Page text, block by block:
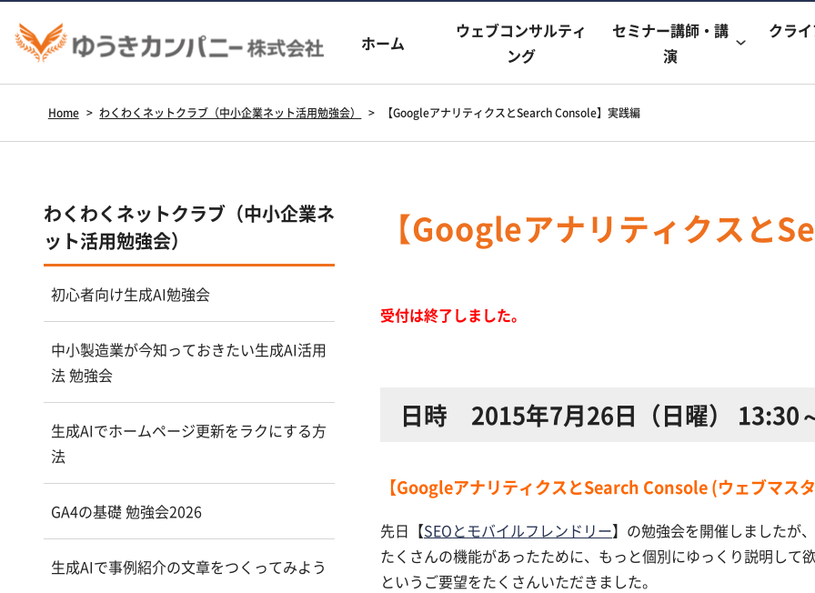
ホーム
ウェブコンサルティ
ング
セミナー講師・講
演
クラ
Home > わくわくネットクラブ（中小企業ネット活用勉強会） > 【GoogleアナリティクスとSearch Console】実践編
【Googleアナリティクスと
受付は終了しました。
日時 2015年7月26日（日曜） 13:30
【GoogleアナリティクスとSearch Console (ウェブマス
先日【SEOとモバイルフレンドリー】の勉強会を開催しましたが、
たくさんの機能があったために、もっと個別にゆっくり説明して
というご要望をたくさんいただきました。
わくわくネットクラブ（中小企業ネ
ット活用勉強会）
初心者向け生成AI勉強会
中小製造業が今知っておきたい生成AI活用
法 勉強会
生成AIでホームページ更新をラクにする方
法
GA4の基礎 勉強会2026
生成AIで事例紹介の文章をつくってみよう